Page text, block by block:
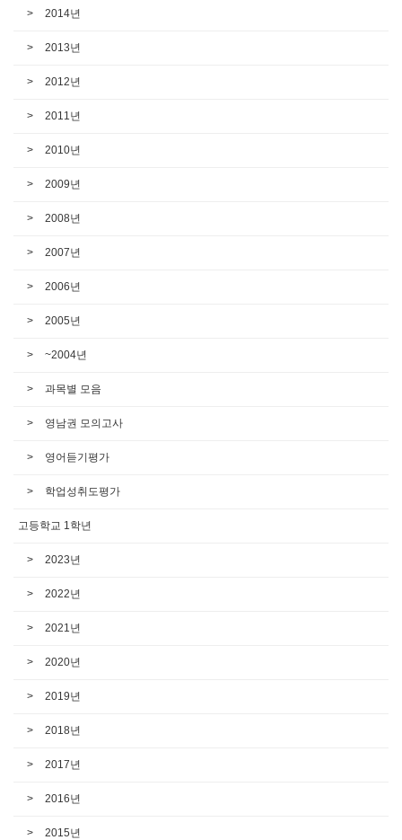
2014년
2013년
2012년
2011년
2010년
2009년
2008년
2007년
2006년
2005년
~2004년
과목별 모음
영남권 모의고사
영어듣기평가
학업성취도평가
고등학교 1학년
2023년
2022년
2021년
2020년
2019년
2018년
2017년
2016년
2015년